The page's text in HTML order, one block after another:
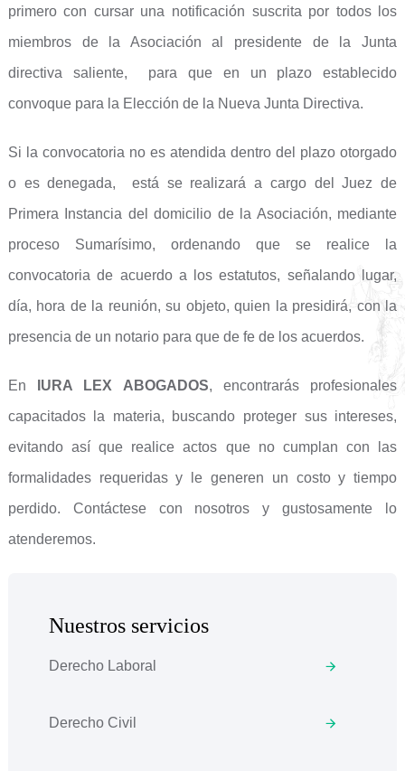
primero con cursar una notificación suscrita por todos los
miembros de la Asociación al presidente de la Junta
directiva saliente, para que en un plazo establecido
convoque para la Elección de la Nueva Junta Directiva.
Si la convocatoria no es atendida dentro del plazo otorgado
o es denegada, está se realizará a cargo del Juez de
Primera Instancia del domicilio de la Asociación, mediante
proceso Sumarísimo, ordenando que se realice la
convocatoria de acuerdo a los estatutos, señalando lugar,
día, hora de la reunión, su objeto, quien la presidirá, con la
presencia de un notario para que de fe de los acuerdos.
En IURA LEX ABOGADOS, encontrarás profesionales
capacitados la materia, buscando proteger sus intereses,
evitando así que realice actos que no cumplan con las
formalidades requeridas y le generen un costo y tiempo
perdido. Contáctese con nosotros y gustosamente lo
atenderemos.
Nuestros servicios
Derecho Laboral
Derecho Civil